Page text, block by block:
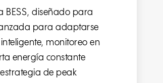
BESS, diseñado para
para adaptarse
monitoreo en
energía constante
de peak